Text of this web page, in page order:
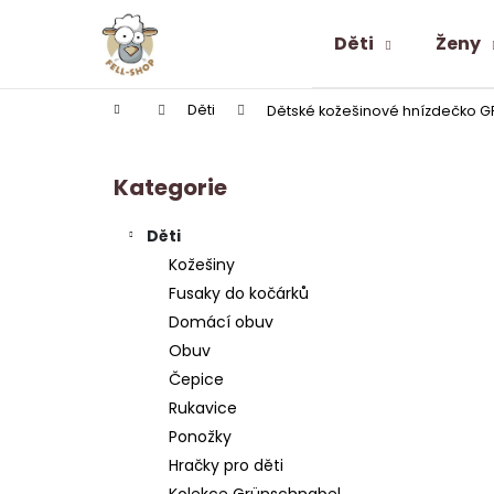
Děti Ženy
Domů Děti Dětské kožešinové hnízdečko
Přeskočit
kategorie
Kategorie
Děti
Kožešiny
Fusaky do kočárků
Domácí obuv
Obuv
Čepice
Rukavice
Ponožky
Hračky pro děti
í
Zpět
do
Zpět
do
ALPAKA PONOŽKY SNEAKER LOW-CUT